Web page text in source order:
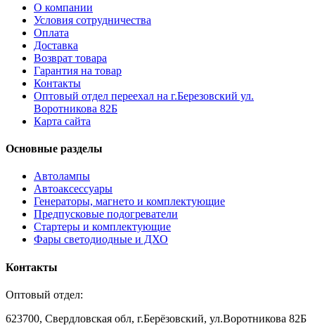
О компании
Условия сотрудничества
Оплата
Доставка
Возврат товара
Гарантия на товар
Контакты
Оптовый отдел переехал на г.Березовский ул.
Воротникова 82Б
Карта сайта
Основные разделы
Автолампы
Автоаксессуары
Генераторы, магнето и комплектующие
Предпусковые подогреватели
Стартеры и комплектующие
Фары светодиодные и ДХО
Контакты
Оптовый отдел:
623700, Свердловская обл, г.Берёзовский, ул.Воротникова 82Б